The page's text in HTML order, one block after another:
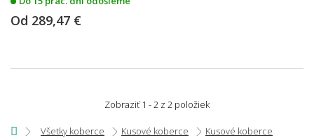
Od 289,47 €
Zobraziť 1 - 2 z 2 položiek
Všetky koberce Kusové koberce
Kusové koberce